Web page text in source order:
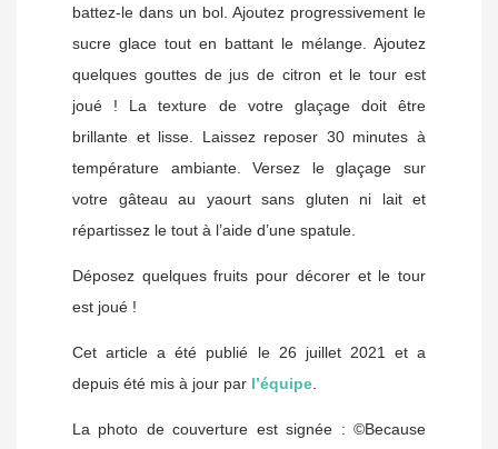
battez-le dans un bol. Ajoutez progressivement le
sucre glace tout en battant le mélange. Ajoutez
quelques gouttes de jus de citron et le tour est
joué ! La texture de votre glaçage doit être
brillante et lisse. Laissez reposer 30 minutes à
température ambiante. Versez le glaçage sur
votre gâteau au yaourt sans gluten ni lait et
répartissez le tout à l’aide d’une spatule.
Déposez quelques fruits pour décorer et le tour
est joué !
Cet article a été publié le 26 juillet 2021 et a
depuis été mis à jour par l’équipe
La photo de couverture est signée : ©Because